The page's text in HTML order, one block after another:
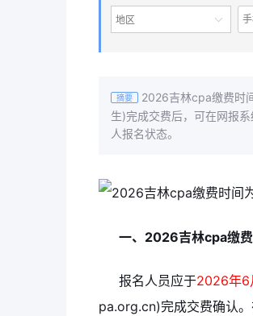
地区
摘要
2026吉林cpa缴费时
生)完成交费后，可在网报
人报名状态。
一、2026吉林cpa缴费
报名人员应于2026年
pa.org.cn)完成交费确认